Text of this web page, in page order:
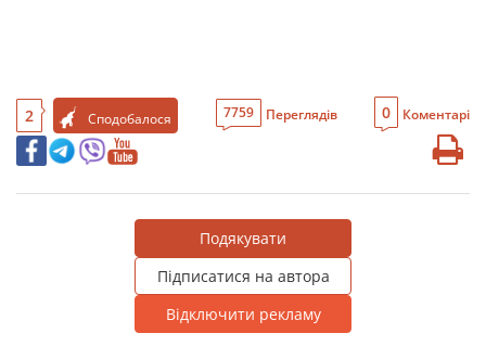
2 Сподобалося 7759 Переглядів 0 Коментарі
Подякувати
Підписатися на автора
Відключити рекламу